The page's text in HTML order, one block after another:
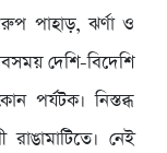
পাহাড়, ঝর্ণা ও
দেশি-বিদেশি
পর্যটক। নিস্তব্ধ
নেই